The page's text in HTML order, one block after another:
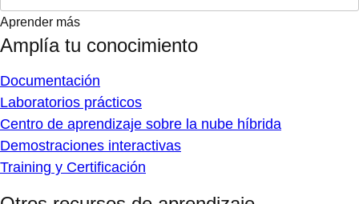
Aprender más
Amplía tu conocimiento
Documentación
Laboratorios prácticos
Centro de aprendizaje sobre la nube híbrida
Demostraciones interactivas
Training y Certificación